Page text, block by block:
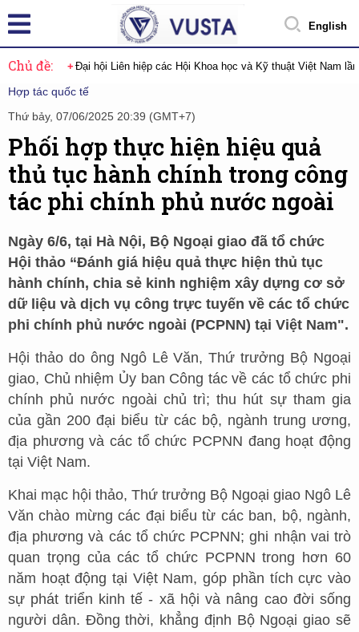
English
Chủ đề: Đại hội Liên hiệp các Hội Khoa học và Kỹ thuật Việt Nam
Hợp tác quốc tế
Thứ bảy, 07/06/2025 20:39 (GMT+7)
Phối hợp thực hiện hiệu quả
thủ tục hành chính trong công
tác phi chính phủ nước ngoài
Ngày 6/6, tại Hà Nội, Bộ Ngoại giao đã tổ chức
Hội thảo “Đánh giá hiệu quả thực hiện thủ tục
hành chính, chia sẻ kinh nghiệm xây dựng cơ sở
dữ liệu và dịch vụ công trực tuyến về các tổ chức
phi chính phủ nước ngoài (PCPNN) tại Việt Nam".
Hội thảo do ông Ngô Lê Văn, Thứ trưởng Bộ Ngoại
giao, Chủ nhiệm Ủy ban Công tác về các tổ chức phi
chính phủ nước ngoài chủ trì; thu hút sự tham gia
của gần 200 đại biểu từ các bộ, ngành trung ương,
địa phương và các tổ chức PCPNN đang hoạt động
tại Việt Nam.
Khai mạc hội thảo, Thứ trưởng Bộ Ngoại giao Ngô Lê
Văn chào mừng các đại biểu từ các ban, bộ, ngành,
địa phương và các tổ chức PCPNN; ghi nhận vai trò
quan trọng của các tổ chức PCPNN trong hơn 60
năm hoạt động tại Việt Nam, góp phần tích cực vào
sự phát triển kinh tế - xã hội và nâng cao đời sống
người dân. Đồng thời, khẳng định Bộ Ngoại giao sẽ